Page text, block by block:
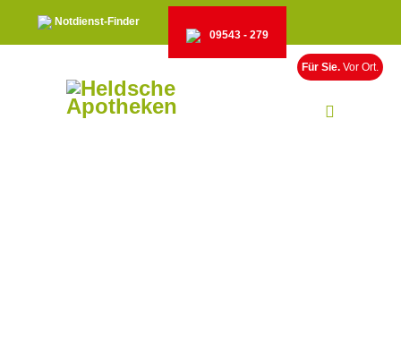
Für Sie. Vor Ort.
Notdienst-Finder
09543 - 279